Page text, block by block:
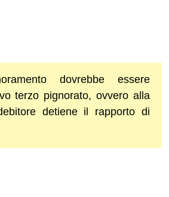
dovrebbe essere
terzo pignorato, ovvero alla
detiene il rapporto di